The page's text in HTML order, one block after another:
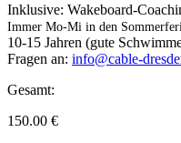
Inklusive: Wakeboard-
Immer Mo-Mi in den
10-15 Jahren (gute
Fragen an: info@cable-
Gesamt:
150.00 €